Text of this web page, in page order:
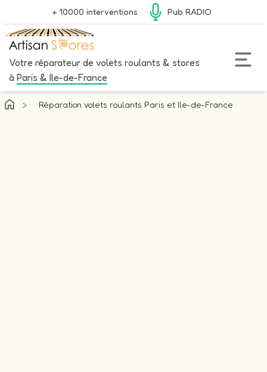
+ 10000 interventions Pub RADIO
Votre réparateur de volets roulants & stores
à Paris & Ile-de-France
> Réparation volets roulants Paris et Ile-de-France